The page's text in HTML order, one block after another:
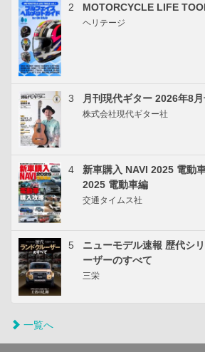
2 MOTORCYCLE LIFE
ヘリテージ
3 月刊現代ギター 2026年8
株式会社現代ギター社
4
新車購入 NAVI 2025 電動
2025 電動車編
交通タイムス社
5
ニューモデル速報 歴代シ
ーザーのすべて
三栄
一覧へ